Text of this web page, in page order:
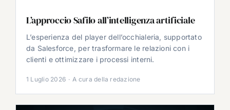
L’approccio Safilo all’intelligenza artificiale
L’esperienza del player dell’occhialeria, supportato
da Salesforce, per trasformare le relazioni con i
clienti e ottimizzare i processi interni.
1 Luglio 2026 · A cura della redazione